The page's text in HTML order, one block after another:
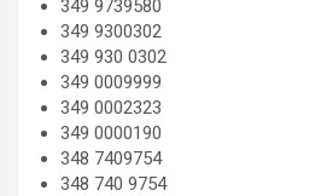
349 9739580
349 9300302
349 930 0302
349 0009999
349 0002323
349 0000190
348 7409754
348 740 9754